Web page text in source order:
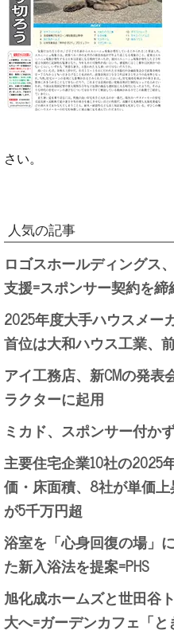
さい。
人気の記事
ロゴスホールディングス
支援=スポンサー契約を締
2025年度大手ハウスメー
首位は大和ハウス工業、
アイ工務店、新CMの発
ラクターに起用
ミカド、スポンサー付か
主要住宅企業10社の2025
価・床面積、8社が単価
が5千万円超
浴室を「心身回復の場」
た新入浴法を提案=PHS
旭化成ホームズと世田谷
大へ=ガーデンカフェ「